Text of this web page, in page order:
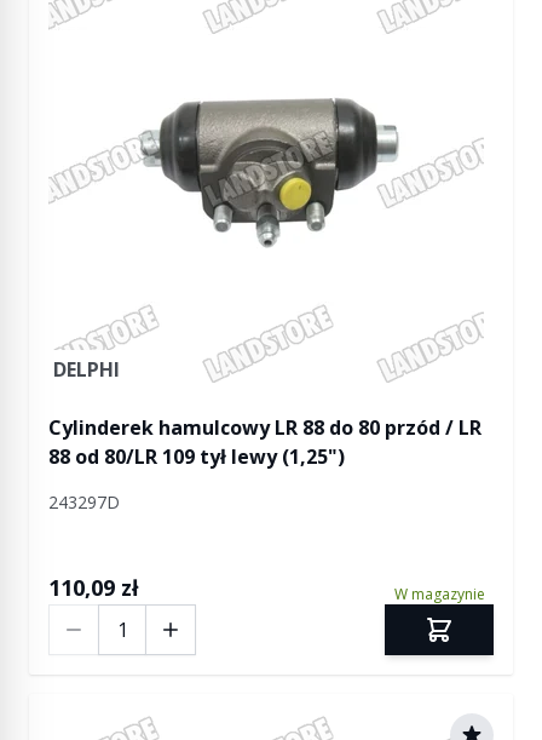
DELPHI
Cylinderek hamulcowy LR 88 do 80 przód / LR
88 od 80/LR 109 tył lewy (1,25")
243297D
110,09 zł W magazynie